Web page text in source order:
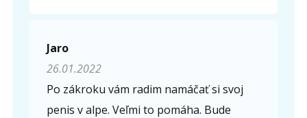
Jaro
26.01.2022
Po zákroku vám radim namáčať si svoj
penis v alpe. Veľmi to pomáha. Bude